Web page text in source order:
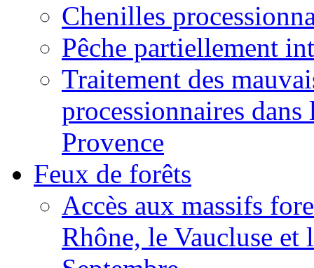
Chenilles
Pêche partiellement
Traitement des
processionnaires
Provence
Feux de forêts
Accès aux massifs
Rhône, le Vaucluse et